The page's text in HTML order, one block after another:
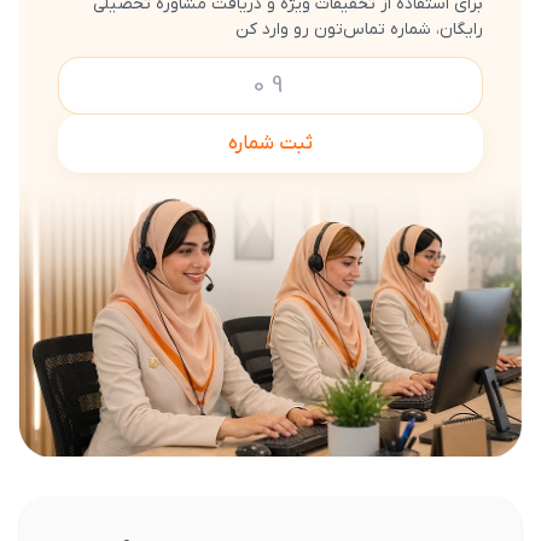
رایگان، شماره تماس‌تون رو وارد کن
ثبت شماره